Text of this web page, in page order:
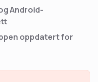
Android-
oppdatert for